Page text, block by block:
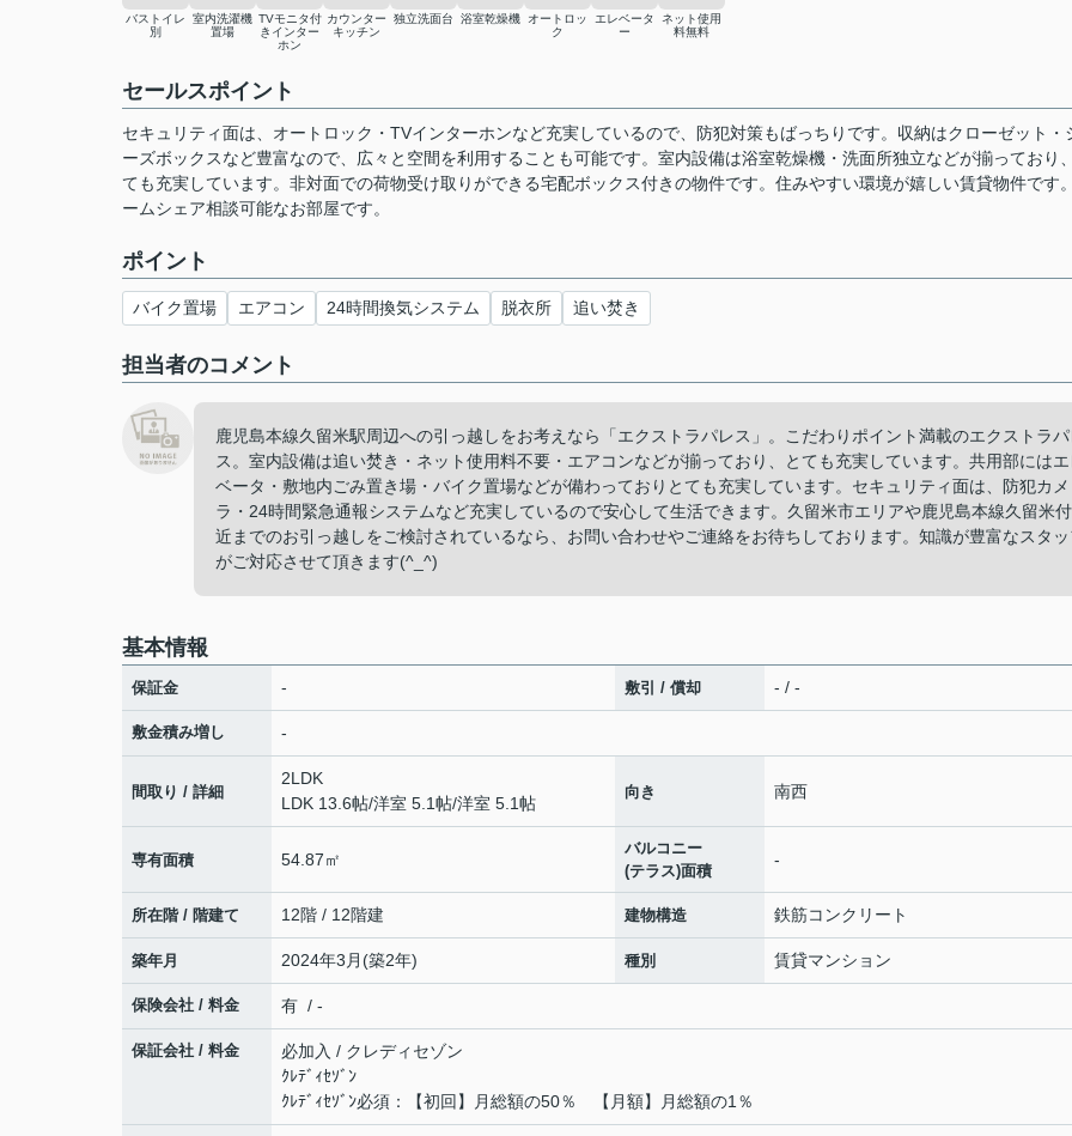
バストイレ
別
室内洗濯機
置場
TVモニタ付
きインター
ホン
カウンター
キッチン
独立洗面台 浴室乾燥機
オートロッ
ク
エレベータ
ー
ネット使用
料無料
セールスポイント
セキュリティ面は、オートロック・TVインターホンなど充実しているので、防犯対策もばっちりです。収納はクローゼット・
ーズボックスなど豊富なので、広々と空間を利用することも可能です。室内設備は浴室乾燥機・洗面所独立などが揃っており
ても充実しています。非対面での荷物受け取りができる宅配ボックス付きの物件です。住みやすい環境が嬉しい賃貸物件です
ームシェア相談可能なお部屋です。
ポイント
バイク置場 エアコン 24時間換気システム 脱衣所 追い焚き
担当者のコメント
鹿児島本線久留米駅周辺への引っ越しをお考えなら「エクストラパレス」。こだわりポイント満載のエクストラパ
ス。室内設備は追い焚き・ネット使用料不要・エアコンなどが揃っており、とても充実しています。共用部にはエ
ベータ・敷地内ごみ置き場・バイク置場などが備わっておりとても充実しています。セキュリティ面は、防犯カメ
ラ・24時間緊急通報システムなど充実しているので安心して生活できます。久留米市エリアや鹿児島本線久留米付
近までのお引っ越しをご検討されているなら、お問い合わせやご連絡をお待ちしております。知識が豊富なスタッ
がご対応させて頂きます(^_^)
基本情報
保証金 - 敷引 / 償却 - / -
敷金積み増し -
間取り / 詳細
2LDK
LDK 13.6帖/洋室 5.1帖/洋室 5.1帖
向き 南西
専有面積 54.87㎡
バルコニー
(テラス)面積
-
所在階 / 階建て 12階 / 12階建 建物構造 鉄筋コンクリート
築年月 2024年3月(築2年) 種別 賃貸マンション
保険会社 / 料金 有 / -
保証会社 / 料金
必加入 / クレディセゾン
ｸﾚﾃﾞｨｾｿﾞﾝ
ｸﾚﾃﾞｨｾｿﾞﾝ必須：【初回】月総額の50％ 【月額】月総額の1％